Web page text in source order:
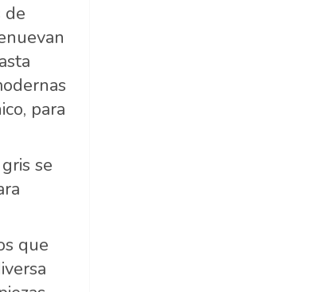
de
para
se
que